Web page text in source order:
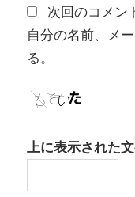
次回のコメン
自分の名前、メ
る。
上に表示された